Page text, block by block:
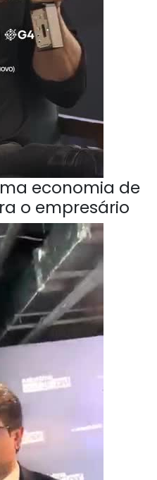
economia de
o empresário